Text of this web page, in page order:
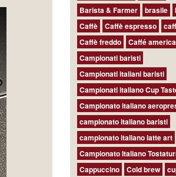
Barista & Farmer
brasile
Caffè
Caffè espresso
Caffè freddo
Caffé
Campionati baristi
Campionati italiani baristi
Campionati italiano Cup
Campionato italiano
campionato italiano baristi
campionato italiano latte art
Campionato Italiano
Cappuccino
Cold brew